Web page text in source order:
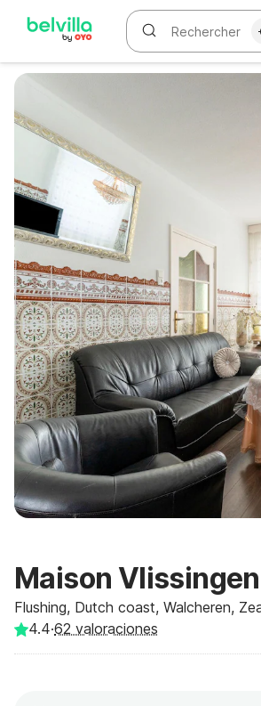
Maison
Flushing, Dutch coast, Walcheren,
4.4·62 valoraciones